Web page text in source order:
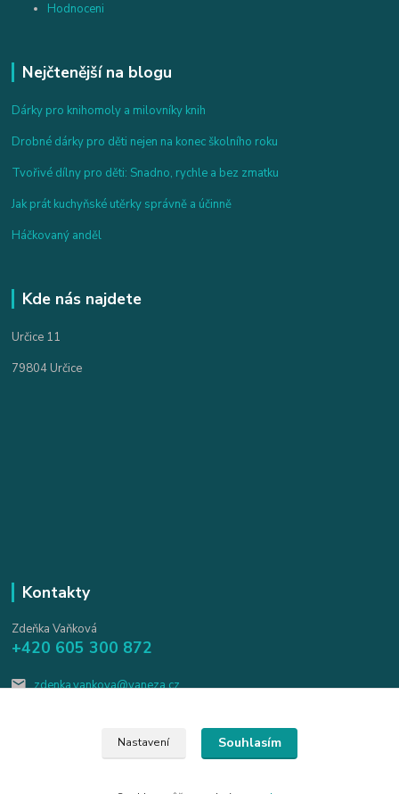
Hodnoceni
Nejčtenější na blogu
Dárky pro knihomoly a milovníky knih
Drobné dárky pro děti nejen na konec školního roku
Tvořivé dílny pro děti: Snadno, rychle a bez zmatku
Jak prát kuchyňské utěrky správně a účinně
Háčkovaný anděl
Kde nás najdete
Určice 11
79804 Určice
Kontakty
Zdeňka Vaňková
+420 605 300 872
zdenka.vankova@vaneza.cz
Nastavení Souhlasím